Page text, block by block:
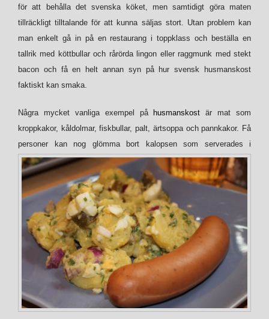
för att behålla det svenska köket, men samtidigt göra maten
tillräckligt tilltalande för att kunna säljas stort. Utan problem kan
man enkelt gå in på en restaurang i toppklass och beställa en
tallrik med köttbullar och rårörda lingon eller raggmunk med stekt
bacon och få en helt annan syn på hur svensk husmanskost
faktiskt kan smaka.
Några mycket vanliga exempel på husmanskost är mat som
kroppkakor, kåldolmar, fiskbullar, palt, ärtsoppa och pannkakor. Få
personer kan nog glömma bort kalopsen som serverades i